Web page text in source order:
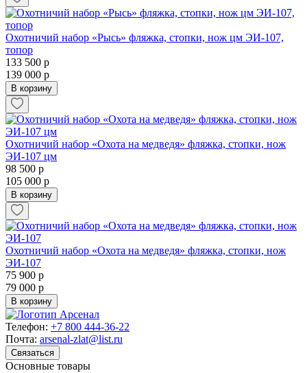
Охотничий набор «Рысь» фляжка, стопки, нож цм ЭИ-107,
топор
133 500 р
139 000 р
В корзину
Охотничий набор «Охота на медведя» фляжка, стопки, нож
ЭИ-107 цм
98 500 р
105 000 р
В корзину
Охотничий набор «Охота на медведя» фляжка, стопки, нож
ЭИ-107
75 900 р
79 000 р
В корзину
Телефон: +7 800 444-36-22
Почта: arsenal-zlat@list.ru
Связаться
Основные товары